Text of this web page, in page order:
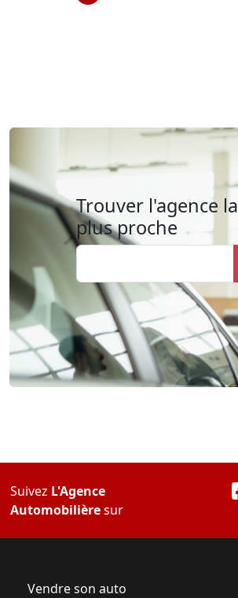
Trouver l'agence la
plus proche
Suivez L'Agence
Automobilièresur
Vendre son auto